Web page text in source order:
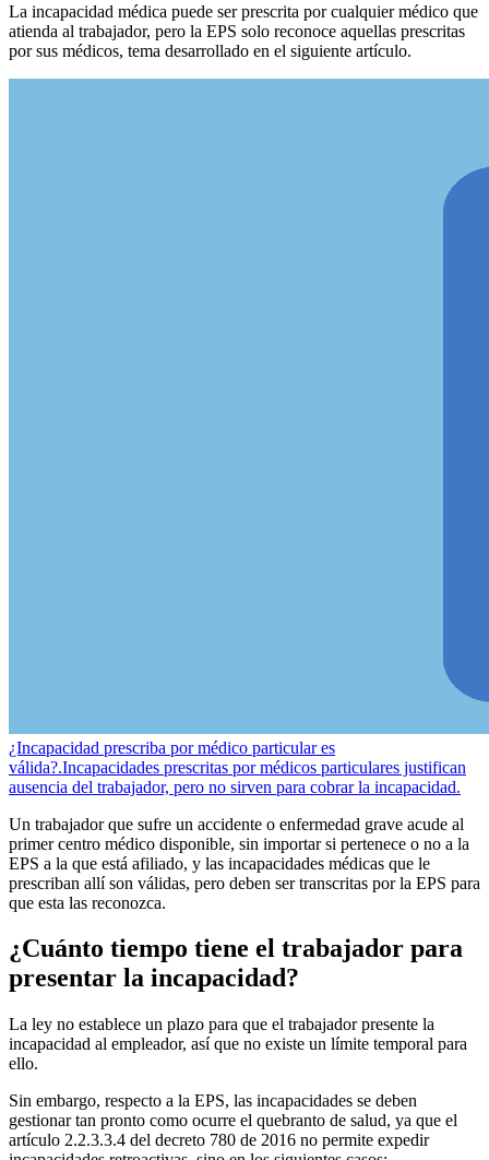
La incapacidad médica puede ser prescrita por cualquier médico que
atienda al trabajador, pero la EPS solo reconoce aquellas prescritas
por sus médicos, tema desarrollado en el siguiente artículo.
¿Incapacidad prescriba por médico particular es
válida?.Incapacidades prescritas por médicos particulares justifican
ausencia del trabajador, pero no sirven para cobrar la incapacidad.
Un trabajador que sufre un accidente o enfermedad grave acude al
primer centro médico disponible, sin importar si pertenece o no a la
EPS a la que está afiliado, y las incapacidades médicas que le
prescriban allí son válidas, pero deben ser transcritas por la EPS para
que esta las reconozca.
¿Cuánto tiempo tiene el trabajador para
presentar la incapacidad?
La ley no establece un plazo para que el trabajador presente la
incapacidad al empleador, así que no existe un límite temporal para
ello.
Sin embargo, respecto a la EPS, las incapacidades se deben
gestionar tan pronto como ocurre el quebranto de salud, ya que el
artículo 2.2.3.3.4 del decreto 780 de 2016 no permite expedir